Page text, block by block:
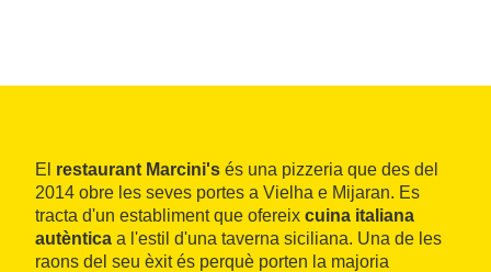
El restaurant Marcini's és una pizzeria que des del
2014 obre les seves portes a Vielha e Mijaran. Es
tracta d'un establiment que ofereix cuina italiana
autèntica a l'estil d'una taverna siciliana. Una de les
raons del seu èxit és perquè porten la majoria